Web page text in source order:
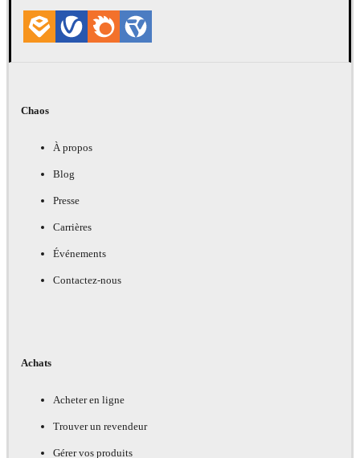
Chaos
À propos
Blog
Presse
Carrières
Événements
Contactez-nous
Achats
Acheter en ligne
Trouver un revendeur
Gérer vos produits